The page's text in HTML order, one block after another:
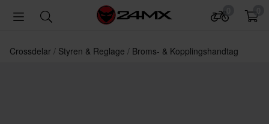
Crossdelar Styren & Reglage Broms- & Kopplingshandtag